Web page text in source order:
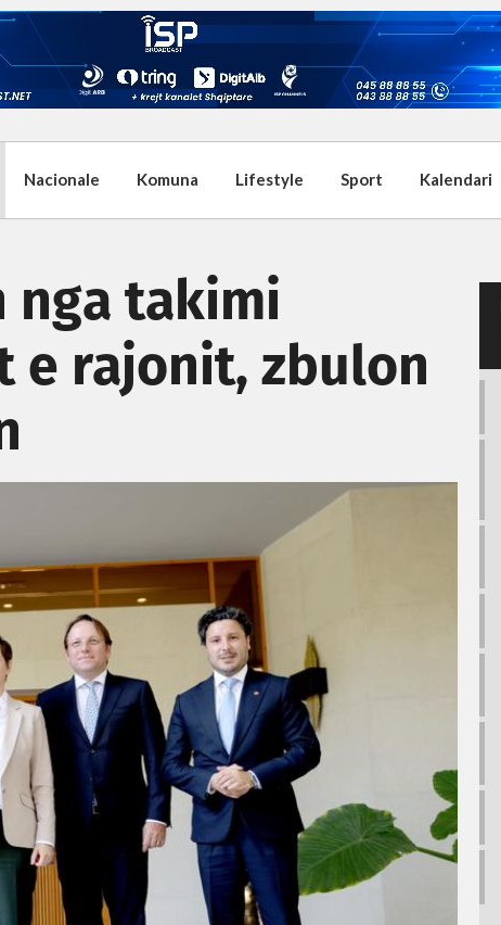
Nacionale Komuna Lifestyle Sport Kalendari
nga takimi
e rajonit, zbulon